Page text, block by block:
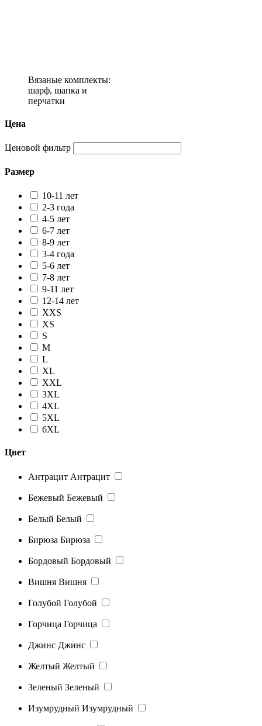
Вязаные комплекты:
шарф, шапка и
перчатки
Цена
Ценовой фильтр
Размер
10-11 лет
2-3 года
4-5 лет
6-7 лет
8-9 лет
3-4 года
5-6 лет
7-8 лет
9-11 лет
12-14 лет
XXS
XS
S
M
L
XL
XXL
3XL
4XL
5XL
6XL
Цвет
Антрацит Антрацит
Бежевый Бежевый
Белый Белый
Бирюза Бирюза
Бордовый Бордовый
Вишня Вишня
Голубой Голубой
Горчица Горчица
Джинс Джинс
Желтый Желтый
Зеленый Зеленый
Изумрудный Изумрудный